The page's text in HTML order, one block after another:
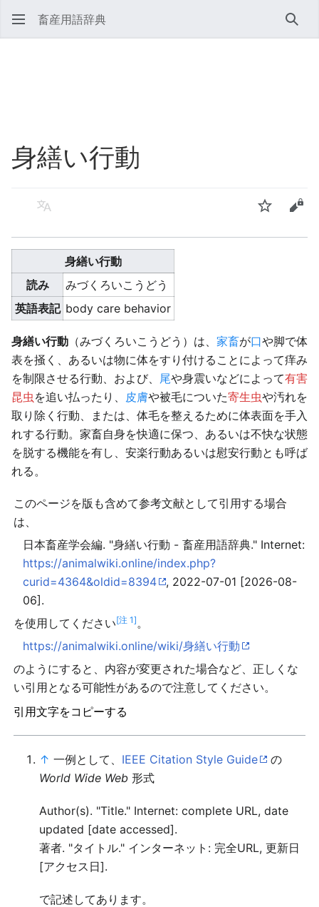
畜産用語辞典 検索
身繕い行動
言語 ウォッチソ
身繕い行動
読み
みづくろいこうどう
英語表記 body care behavior
身繕い行動 （みづくろいこうどう）は、 家畜が口や脚で体
表を掻く、あるいは物に体をすり付けることによって痒み
を制限させる行動、および、 尾や身震いなどによって有害
昆虫を追い払ったり、 皮膚や被毛についた寄生虫や汚れを
取り除く行動、または、体毛を整えるために体表面を手入
れする行動。家畜自身を快適に保つ、あるいは不快な状態
を脱する機能を有し、安楽行動あるいは慰安行動とも呼ば
れる。
このページを版も含めて参考文献として引用する場合
は、
日本畜産学会編. "身繕い行動 - 畜産用語辞典." Internet:
https://animalwiki.online/index.php?
curid=4364&oldid=8394
, 2022-07-01 [2026-08-
06].
を使用してください[注 1]。
https://animalwiki.online/wiki/身繕い行動
のようにすると、内容が変更された場合など、正しくな
い引用となる可能性があるので注意してください。
引用文字をコピーする
↑ 一例として、 IEEE Citation Style Guide
の
World Wide Web 形式
Author(s). "Title." Internet: complete URL, date
updated [date accessed].
著者. "タイトル." インターネット: 完全URL, 更新日
[アクセス日].
で記述してあります。